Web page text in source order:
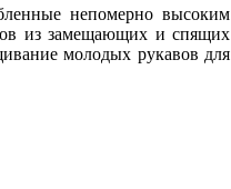
непомерно высоким
из замещающих и спящих
молодых рукавов для